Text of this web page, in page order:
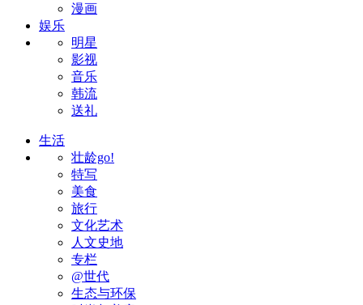
漫画
娱乐
明星
影视
音乐
韩流
送礼
生活
壮龄go!
特写
美食
旅行
文化艺术
人文史地
专栏
@世代
生态与环保